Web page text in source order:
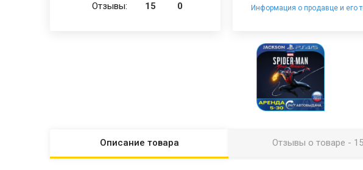
Отзывы: 15 0 Информация о продавце и его
Описание товара Отзывы о товаре - 15